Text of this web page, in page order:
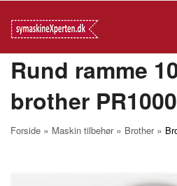
TILBUD
SYMASKINER
Rund ramme
brother
Forside » Maskin tilbehør» Brother»